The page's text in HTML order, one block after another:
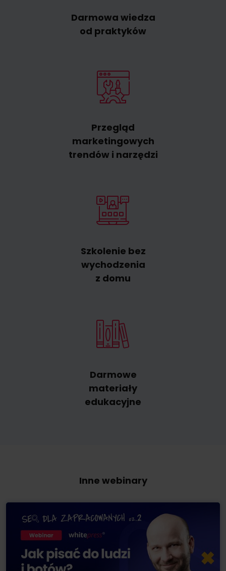
Darmowa wiedza
od praktyków
Przegląd
marketingowych
trendów i narzędzi
Szkolenie bez
wychodzenia
z domu
Darmowe
materiały
edukacyjne
Inne webinary